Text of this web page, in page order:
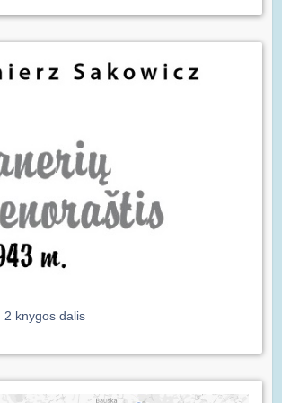
2 knygos dalis